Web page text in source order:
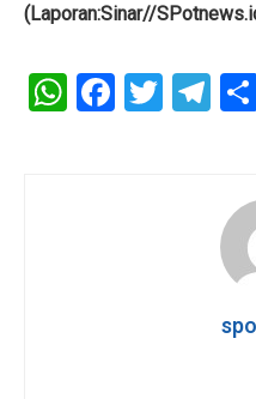
(Laporan:Sinar//
W
h
F
a
T
wi
T
el
gr
a
m